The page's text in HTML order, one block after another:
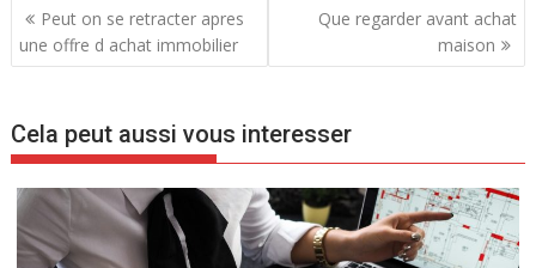
N
a
g
a
t
i
Peut on se retracter apres
une offre d achat immobilier
Que regarder avant achat
maison
Cela peut aussi vous interesser